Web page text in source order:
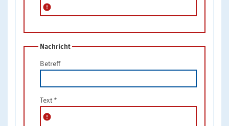
error
Nachricht
Betreff
Text *
error